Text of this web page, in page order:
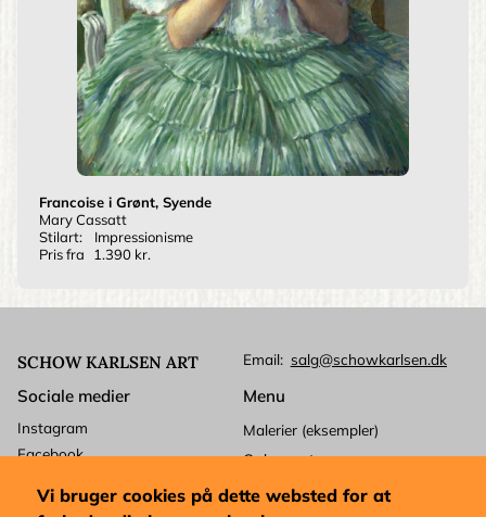
Francoise i Grønt, Syende
Mary Cassatt
Stilart:
Impressionisme
Pris fra
1.390 kr.
SCHOW KARLSEN ART Email salg@schowkarlsen.dk
Menu
Malerier (eksempler)
Ophavsret
Kundeservice
Sociale medier
Instagram
Facebook
Mastercard
Vi bruger cookies på dette websted for at